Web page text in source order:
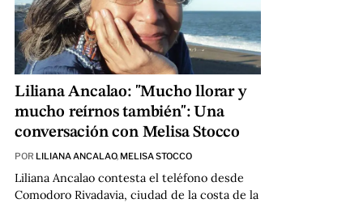
Liliana Ancalao: "Mucho llorar y
mucho reírnos también": Una
conversación con Melisa Stocco
POR LILIANA ANCALAO, MELISA STOCCO
Liliana Ancalao contesta el teléfono desde
Comodoro Rivadavia, ciudad de la costa de la